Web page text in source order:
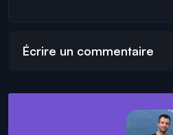
Écrire un commentaire